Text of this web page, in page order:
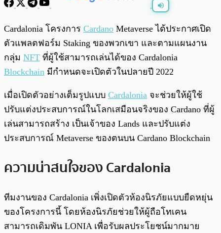
พร้อมเล่น
Cardalonia โครงการ Cardano Metaverse ได้ประกาศเปิด
ตัวแพลตฟอร์ม Staking ของพวกเขา และตามแผนงาน
กลุ่ม NFT ที่ผู้ใช้สามารถเล่นได้ของ Cardalonia
Blockchain มีกำหนดจะเปิดตัวในปลายปี 2022
เมื่อเปิดตัวอย่างเต็มรูปแบบ Cardalonia จะช่วยให้ผู้ใช้
ปรับแต่งประสบการณ์ในโลกเสมือนจริงของ Cardano ที่ผู้
เล่นสามารถสร้าง เป็นเจ้าของ Lands และปรับแต่ง
ประสบการณ์ Metaverse ของตนบน Cardano Blockchain
ความน่าสนใจของ Cardalonia
ทีมงานของ Cardalonia เพิ่งเปิดตัวห้องนิรภัยแบบยืดหยุ่น
ของโครงการนี้ โดยห้องนิรภัยช่วยให้ผู้ถือโทเคน
สามารถเดิมพัน LONIA เพื่อรับผลประโยชน์มากมาย